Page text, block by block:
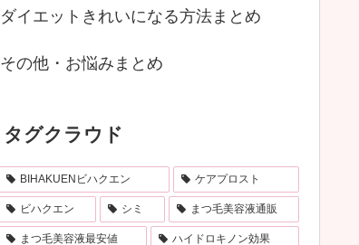
ダイエットきれいになる方法まとめ
その他・お悩みまとめ
タグクラウド
BIHAKUENビハクエン ケアプロスト
ビハクエン シミ まつ毛美容液通販
まつ毛美容液最安値 ハイドロキノン効果